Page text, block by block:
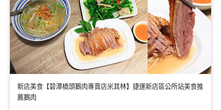
新店美食【碧潭橋頭鵝肉專賣店米其林】捷運新店區公所站美食推
薦鵝肉